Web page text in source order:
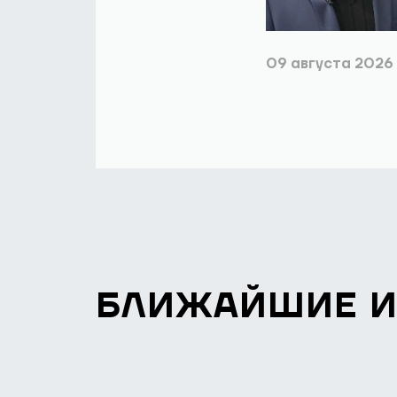
09 августа 2026
БЛИЖАЙШИЕ